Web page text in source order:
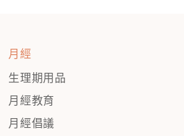
月經
生理期用品
月經教育
月經倡議